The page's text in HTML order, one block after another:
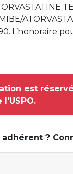
L’honoraire
est
?